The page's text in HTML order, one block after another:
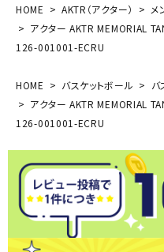
HOME
AKTR（アクター）
メ
アクター AKTR MEMORIAL
126-001001-ECRU
HOME バスケットボール
バ
アクター AKTR MEMORIAL
126-001001-ECRU